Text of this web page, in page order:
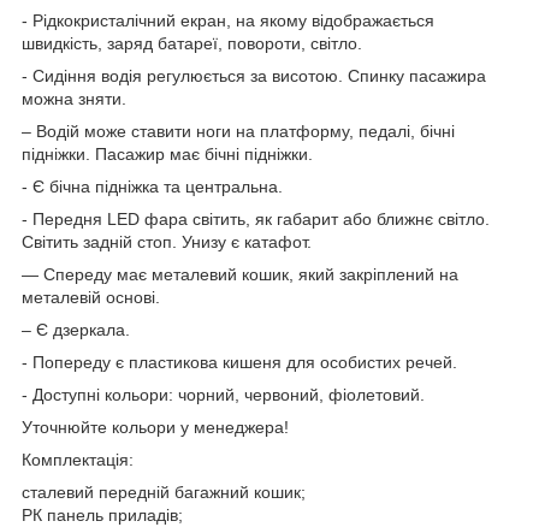
- Рідкокристалічний екран, на якому відображається
швидкість, заряд батареї, повороти, світло.
- Сидіння водія регулюється за висотою. Спинку пасажира
можна зняти.
– Водій може ставити ноги на платформу, педалі, бічні
підніжки. Пасажир має бічні підніжки.
- Є бічна підніжка та центральна.
- Передня LED фара світить, як габарит або ближнє світло.
Світить задній стоп. Унизу є катафот.
— Спереду має металевий кошик, який закріплений на
металевій основі.
– Є дзеркала.
- Попереду є пластикова кишеня для особистих речей.
- Доступні кольори: чорний, червоний, фіолетовий.
Уточнюйте кольори у менеджера!
Комплектація:
сталевий передній багажний кошик;
РК панель приладів;